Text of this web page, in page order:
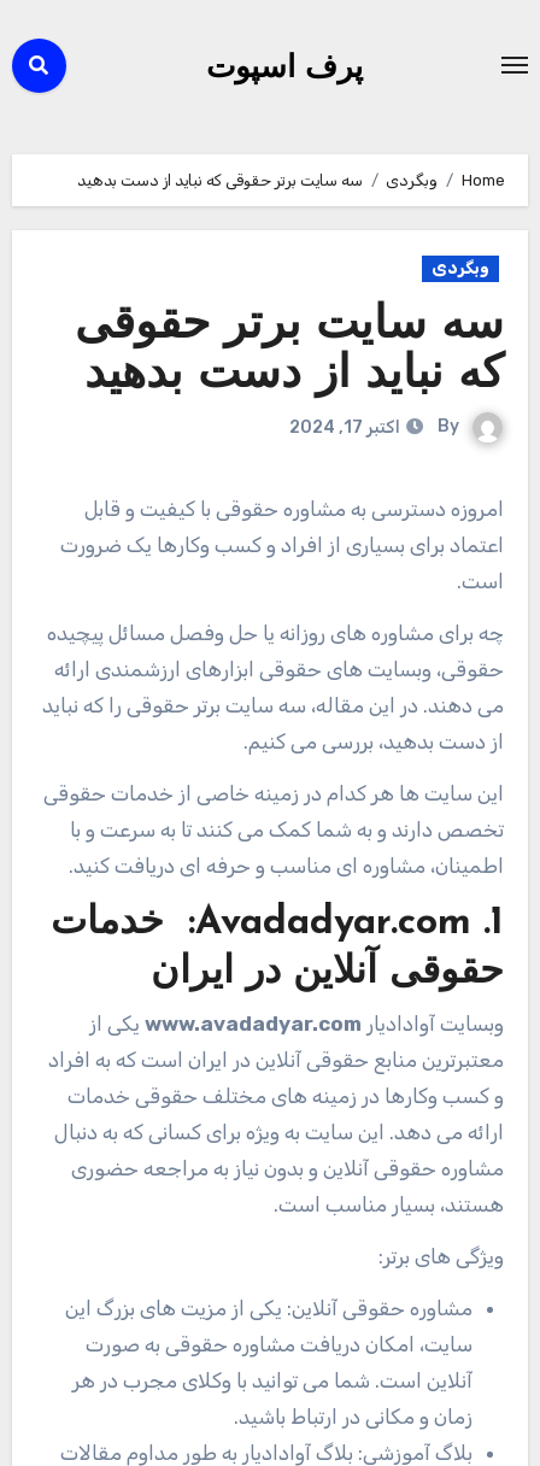
پرف اسپوت
Home وبگردی سه سایت برتر حقوقی که نباید از دست بدهید
وبگردی
سه سایت برتر حقوقی
که نباید از دست بدهید
اکتبر 17, 2024
امروزه دسترسی به مشاوره حقوقی با کیفیت و قابل
اعتماد برای بسیاری از افراد و کسب وکارها یک ضرورت
است.
چه برای مشاوره های روزانه یا حل وفصل مسائل پیچیده
حقوقی، وبسایت های حقوقی ابزارهای ارزشمندی ارائه
می دهند. در این مقاله، سه سایت برتر حقوقی را که نباید
از دست بدهید، بررسی می کنیم.
این سایت ها هر کدام در زمینه خاصی از خدمات حقوقی
تخصص دارند و به شما کمک می کنند تا به سرعت و با
اطمینان، مشاوره ای مناسب و حرفه ای دریافت کنید.
1. Avadadyar.com:
خدمات
حقوقی آنلاین در ایران
وبسایت آوادادیار www.avadadyar.com یکی از
معتبرترین منابع حقوقی آنلاین در ایران است که به افراد
و کسب وکارها در زمینه های مختلف حقوقی خدمات
ارائه می دهد. این سایت به ویژه برای کسانی که به دنبال
مشاوره حقوقی آنلاین و بدون نیاز به مراجعه حضوری
هستند، بسیار مناسب است.
ویژگی های برتر:
مشاوره حقوقی آنلاین: یکی از مزیت های بزرگ این
سایت، امکان دریافت مشاوره حقوقی به صورت
آنلاین است. شما می توانید با وکلای مجرب در هر
زمان و مکانی در ارتباط باشید.
بلاگ آموزشی: بلاگ آوادادیار به طور مداوم مقالات